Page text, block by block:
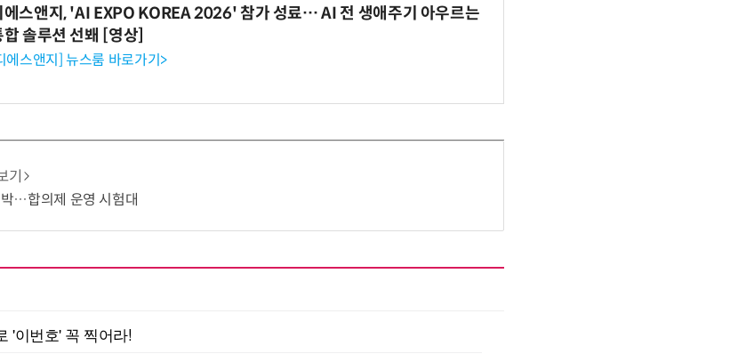
에스앤지, 'AI EXPO KOREA 2026' 참가 성료… AI 전 생애주기 아우르는
합 솔루션 선봬 [영상]
에스앤지] 뉴스룸 바로가기>
기
…합의제 운영 시험대